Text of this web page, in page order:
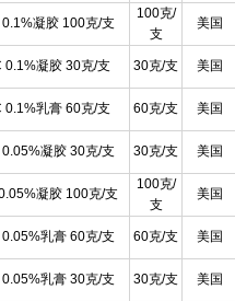
凝胶 100克/支
100克/
支
美国
0.1%凝胶 30克/支 30克/支 美国
0.1%乳膏 60克/支 60克/支 美国
凝胶 30克/支 30克/支 美国
凝胶 100克/支
100克/
支
美国
乳膏 60克/支 60克/支 美国
乳膏 30克/支 30克/支 美国